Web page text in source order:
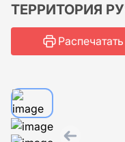
ТЕРРИТОРИЯ
Распечатать